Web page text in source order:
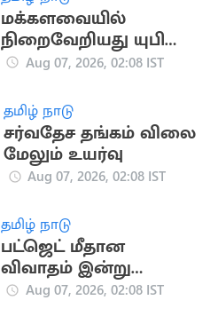
மக்களவையில்
நிறைவேறியது யுபிஐ
மசோதா:
விளக்கம்
Aug 07, 2026, 02:08 IST
தமிழ் நாடு
சர்வதேச தங்கம் விலை
மேலும் உயர்வு
Aug 07, 2026, 02:08 IST
தமிழ் நாடு
பட்ஜெட் மீதான
விவாதம் இன்று
தொடக்கம்
Aug 07, 2026, 02:08 IST